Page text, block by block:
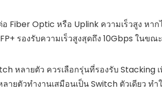
Fiber Optic หรือ Uplink ความเร็วสูง หา
รองรับความเร็วสูงสุดถึง 10Gbps ในขณ
หลายตัว ควรเลือกรุ่นที่รองรับ Stacking
ยตัวทำงานเสมือนเป็น Switch ตัวเดียว ท